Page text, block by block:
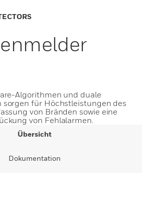
Algorithmen und duale
sorgen für Höchstleistungen des
von Bränden sowie eine
von Fehlalarmen.
Übersicht
Dokumentation